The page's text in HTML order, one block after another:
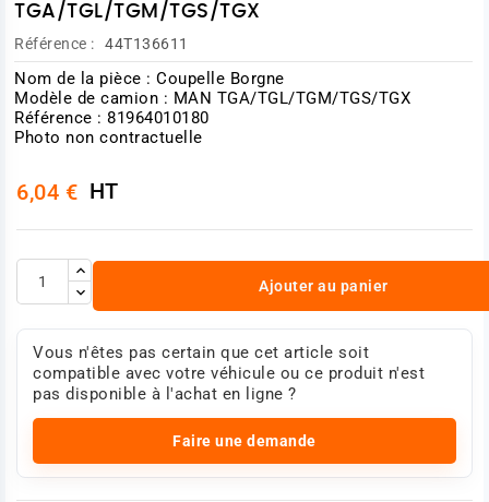
TGA/TGL/TGM/TGS/TGX
Référence : 44T136611
Nom de la pièce : Coupelle Borgne
Modèle de camion : MAN TGA/TGL/TGM/TGS/TGX
Référence : 81964010180
Photo non contractuelle
6,04 € HT
Ajouter au panier
Vous n'êtes pas certain que cet article soit
compatible avec votre véhicule ou ce produit n'est
pas disponible à l'achat en ligne ?
Faire une demande